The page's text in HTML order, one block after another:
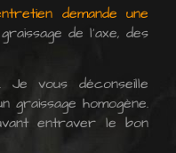
demande une
de l'axe, des
Je vous déconseille
homogène.
entraver le bon